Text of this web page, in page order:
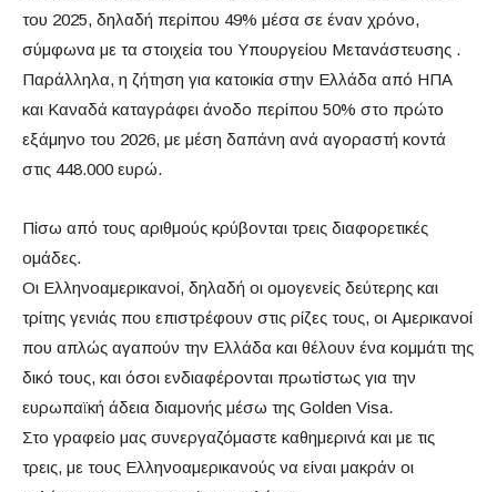
του 2025, δηλαδή περίπου 49% μέσα σε έναν χρόνο,
σύμφωνα με τα στοιχεία του Υπουργείου Μετανάστευσης .
Παράλληλα, η ζήτηση για κατοικία στην Ελλάδα από ΗΠΑ
και Καναδά καταγράφει άνοδο περίπου 50% στο πρώτο
εξάμηνο του 2026, με μέση δαπάνη ανά αγοραστή κοντά
στις 448.000 ευρώ.
Πίσω από τους αριθμούς κρύβονται τρεις διαφορετικές
ομάδες.
Οι Ελληνοαμερικανοί, δηλαδή οι ομογενείς δεύτερης και
τρίτης γενιάς που επιστρέφουν στις ρίζες τους, οι Αμερικανοί
που απλώς αγαπούν την Ελλάδα και θέλουν ένα κομμάτι της
δικό τους, και όσοι ενδιαφέρονται πρωτίστως για την
ευρωπαϊκή άδεια διαμονής μέσω της Golden Visa.
Στο γραφείο μας συνεργαζόμαστε καθημερινά και με τις
τρεις, με τους Ελληνοαμερικανούς να είναι μακράν οι